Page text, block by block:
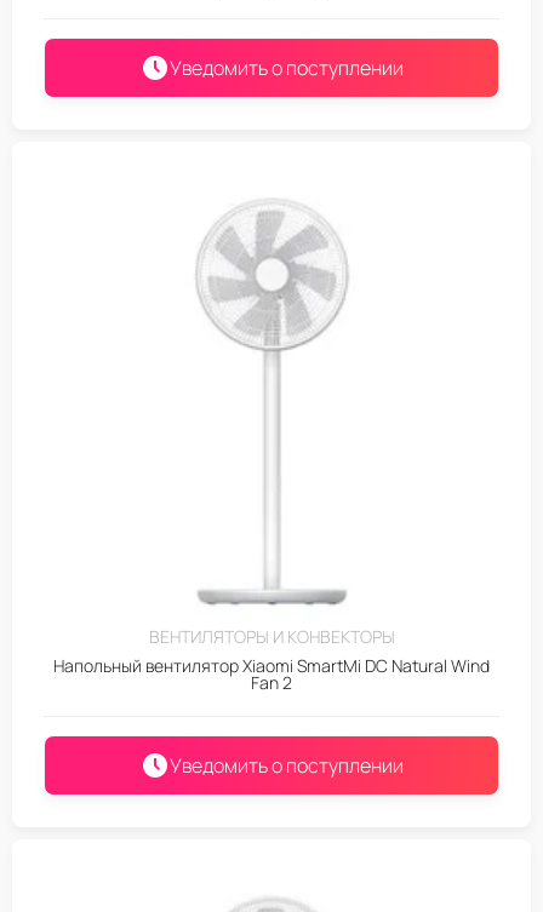
Уведомить о поступлении
ВЕНТИЛЯТОРЫ И КОНВЕКТОРЫ
Напольный вентилятор Xiaomi SmartMi DC Natural Wind
Fan 2
Уведомить о поступлении